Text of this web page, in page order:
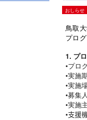
おしらせ
鳥取
プロ
1. プ
•プロ
•実施
•実施
•募集人
•実施
•支援